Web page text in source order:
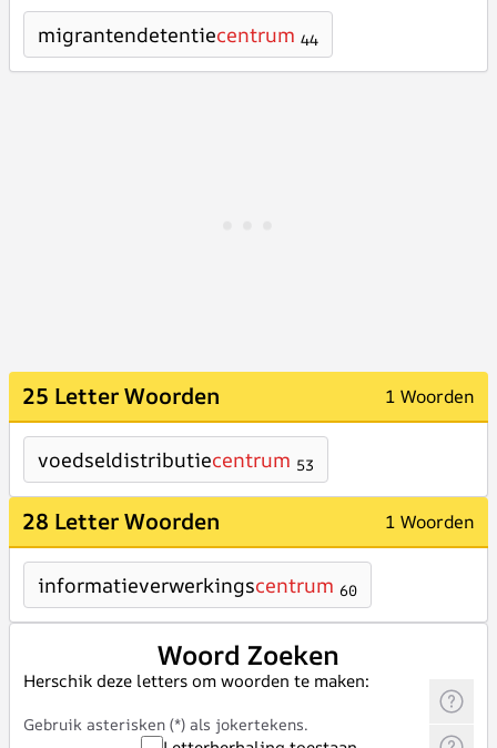
migrantendetentiecentrum 44
25 Letter Woorden 1 Woorden
voedseldistributiecentrum 53
28 Letter Woorden 1 Woorden
informatieverwerkingscentrum 60
Woord Zoeken
Herschik deze letters om woorden te maken:
Gebruik asterisken (*) als jokertekens.